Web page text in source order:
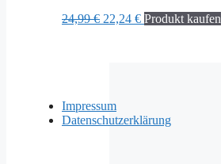
24,99€ Ursprünglicher
22,24 €Aktueller
Produkt kaufen
Impressum
Datenschutzerklärung